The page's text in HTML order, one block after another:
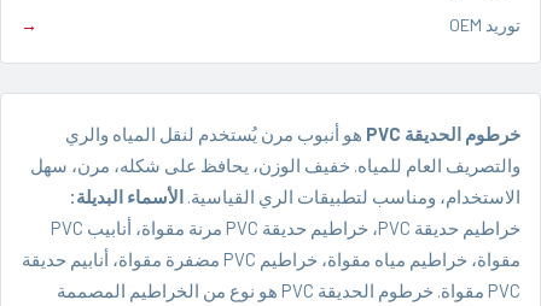
توريد OEM
خرطوم الحديقة PVC
هو أنبوب مرن يُستخدم لنقل المياه والري
والتصريف العام للمياه. خفيف الوزن، يحافظ على شكله، مرن، سهل
الاستخدام، ومناسب لتطبيقات الري القياسية. الأسماء البديلة:
خراطيم حديقة PVC، خراطيم حديقة PVC مرنة مقواة، أنابيب PVC
مقواة، خراطيم مياه مقواة، خراطيم PVC مضفرة مقواة، أنابيم حديقة
PVC مقواة. خرطوم الحديقة PVC هو نوع من الخراطيم المصممة